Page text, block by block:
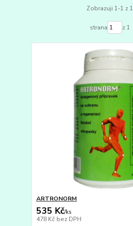
Zobrazuji 1-1 z 1
strana z 1
ARTRONORM
535 Kč/ks
478 Kč bez DPH